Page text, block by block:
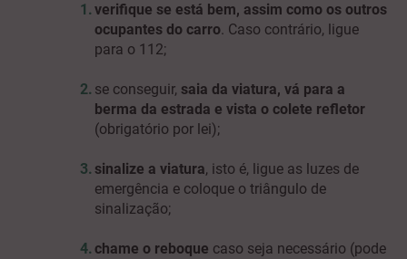
verifique se está bem, assim como os outros
ocupantes do carro. Caso contrário, ligue
para o 112;
se conseguir, saia da viatura, vá para a
berma da estrada e vista o colete refletor
(obrigatório por lei);
sinalize a viatura, isto é, ligue as luzes de
emergência e coloque o triângulo de
sinalização;
chame o reboque caso seja necessário (pode